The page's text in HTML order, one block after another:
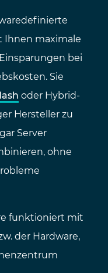
Ihnen maximale
bei
Sie
oder Hybrid-
Hersteller zu
Server
ohne
funktioniert mit
der Hardware,